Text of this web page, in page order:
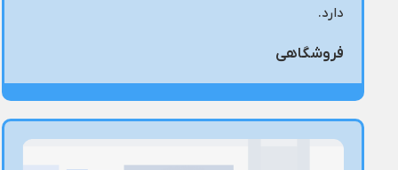
دارد.
فروشگاهی